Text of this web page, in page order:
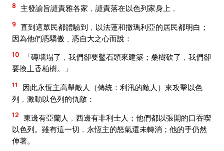
8 主發諭旨譴責雅各家﹐譴責落在以色列家身上﹐
9 直到這眾民都體驗到﹐以法蓮和撒瑪利亞的居民都明白；
因為他們憑驕傲﹑憑自大之心而說：
10
「磚墻塌了﹐我們卻要鑿石頭來建築；桑樹砍了﹐我們卻
要換上香柏樹。」
11
因此永恆主高舉敵人（傳統：利汛的敵人）來攻擊以色
列﹐激動以色列的仇敵：
12 東邊有亞蘭人﹐西邊有非利士人；他們都以張開的口吞喫
以色列。雖有這一切﹐永恆主的怒氣還未轉消；他的手仍然
伸著。